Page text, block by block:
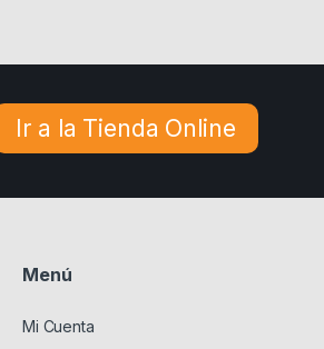
Ir a la Tienda Online
Menú
Mi Cuenta